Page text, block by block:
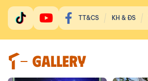
TT&CS KH & ĐS
GALLERY